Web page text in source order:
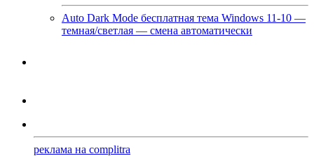
Auto Dark Mode бесплатная тема Windows 11-10 —
темная/светлая — смена автоматически
реклама на complitra